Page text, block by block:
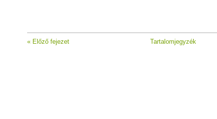
« Előző fejezet Tartalomjegyzék